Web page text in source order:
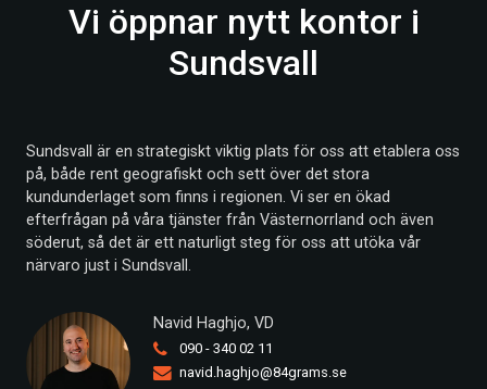
Vi öppnar nytt kontor i
Sundsvall
Sundsvall är en strategiskt viktig plats för oss att etablera oss
på, både rent geografiskt och sett över det stora
kundunderlaget som finns i regionen. Vi ser en ökad
efterfrågan på våra tjänster från Västernorrland och även
söderut, så det är ett naturligt steg för oss att utöka vår
närvaro just i Sundsvall.
Navid Haghjo, VD
090 - 340 02 11
navid.haghjo@84grams.se